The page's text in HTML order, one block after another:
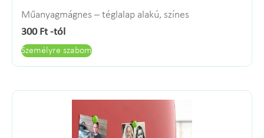
Műanyagmágnes – téglalap alakú, színes
300 Ft-tól
Személyre szabom